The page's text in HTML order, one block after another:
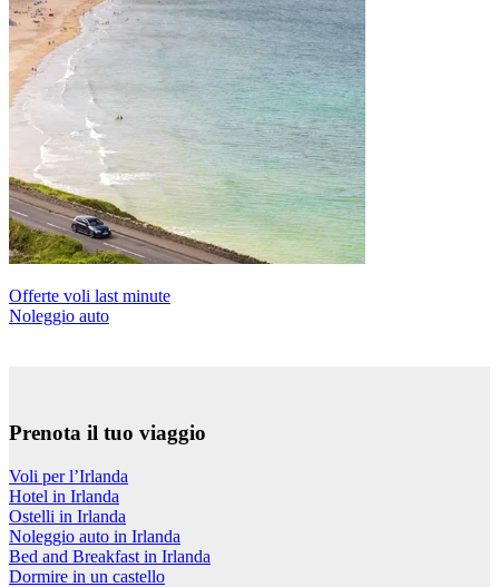
Offerte voli last minute
Noleggio auto
Prenota il tuo viaggio
Voli per l’Irlanda
Hotel in Irlanda
Ostelli in Irlanda
Noleggio auto in Irlanda
Bed and Breakfast in Irlanda
Dormire in un castello